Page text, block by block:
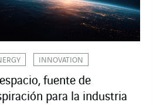
INNOVATION
fuente de
para la industria